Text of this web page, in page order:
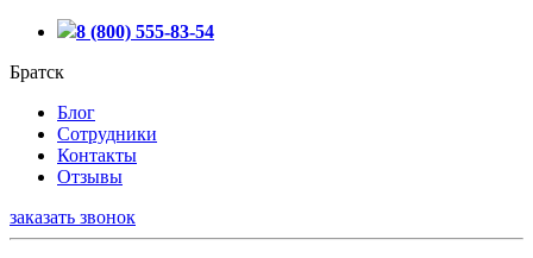
8 (800) 555-83-54
Братск
Блог
Сотрудники
Контакты
Отзывы
заказать звонок